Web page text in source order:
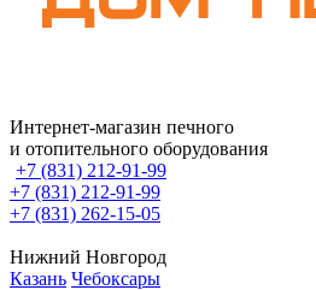
Интернет-магазин печного
и отопительного оборудования
+7 (831) 212-91-99
+7 (831) 212-91-99
+7 (831) 262-15-05
Нижний Новгород
Казань Чебоксары